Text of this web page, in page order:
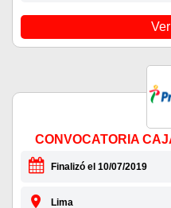
CONVOCATORIA
Finalizó el 10/07/2019
Lima